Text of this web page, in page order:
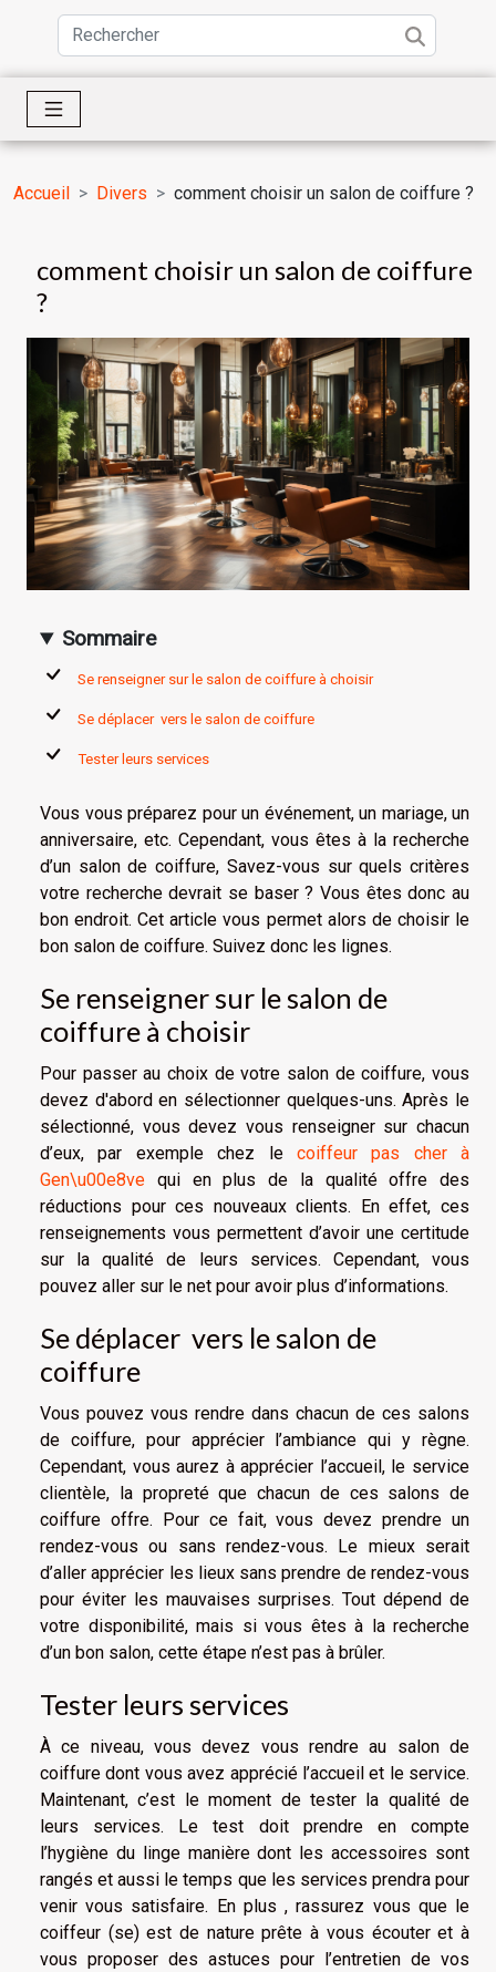
Accueil Divers comment choisir un salon de coiffure ?
comment choisir un salon de coiffure
?
Sommaire
Se renseigner sur le salon de coiffure à choisir
Se déplacer vers le salon de coiffure
Tester leurs services
Vous vous préparez pour un événement, un mariage, un
anniversaire, etc. Cependant, vous êtes à la recherche
d’un salon de coiffure, Savez-vous sur quels critères
votre recherche devrait se baser ? Vous êtes donc au
bon endroit. Cet article vous permet alors de choisir le
bon salon de coiffure. Suivez donc les lignes.
Se renseigner sur le salon de
coiffure à choisir
Pour passer au choix de votre salon de coiffure, vous
devez d'abord en sélectionner quelques-uns. Après le
sélectionné, vous devez vous renseigner sur chacun
d’eux, par exemple chez le coiffeur pas cher à
Gen\u00e8ve qui en plus de la qualité offre des
réductions pour ces nouveaux clients. En effet, ces
renseignements vous permettent d’avoir une certitude
sur la qualité de leurs services. Cependant, vous
pouvez aller sur le net pour avoir plus d’informations.
Se déplacer vers le salon de
coiffure
Vous pouvez vous rendre dans chacun de ces salons
de coiffure, pour apprécier l’ambiance qui y règne.
Cependant, vous aurez à apprécier l’accueil, le service
clientèle, la propreté que chacun de ces salons de
coiffure offre. Pour ce fait, vous devez prendre un
rendez-vous ou sans rendez-vous. Le mieux serait
d’aller apprécier les lieux sans prendre de rendez-vous
pour éviter les mauvaises surprises. Tout dépend de
votre disponibilité, mais si vous êtes à la recherche
d’un bon salon, cette étape n’est pas à brûler.
Tester leurs services
À ce niveau, vous devez vous rendre au salon de
coiffure dont vous avez apprécié l’accueil et le service.
Maintenant, c’est le moment de tester la qualité de
leurs services. Le test doit prendre en compte
l’hygiène du linge manière dont les accessoires sont
rangés et aussi le temps que les services prendra pour
venir vous satisfaire. En plus , rassurez vous que le
coiffeur (se) est de nature prête à vous écouter et à
vous proposer des astuces pour l’entretien de vos